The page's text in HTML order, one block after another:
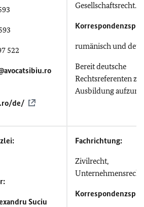
522
de/
Gesellschaftsrecht.
rumänisch und
Bereit deutsche
Rechtsreferenten zur
Ausbildung
Suciu
Fachrichtung:
Zivilrecht,
Unternehmensrecht